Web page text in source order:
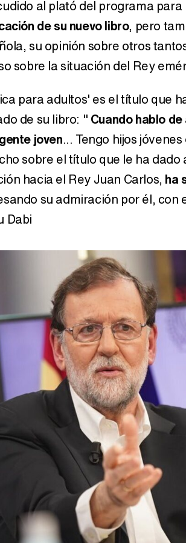
al plató del programa
de su nuevo libro, pero
su opinión sobre otros
sobre la situación del Rey
para adultos' es el título que
de su libro: " Cuando hablo
joven... Tengo hijos jóvenes
sobre el título que le ha dado
hacia el Rey Juan Carlos, ha
su admiración por él, con
Dabi